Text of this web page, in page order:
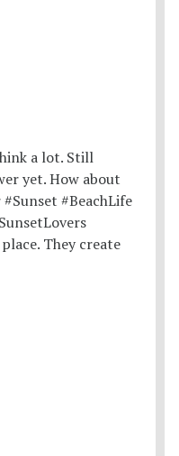
They create